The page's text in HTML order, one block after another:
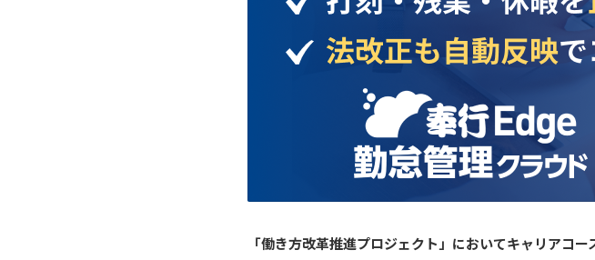
「働き方改革推進プロジェクト」においてキャリアコ